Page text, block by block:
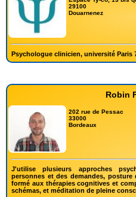
29100
Douarnenez
Psychologue clinicien, université Paris
Robin
202 rue de Pessac
33000
Bordeaux
J'utilise plusieurs approches
personnes et des demandes,
formé aux thérapies cognitives et
schémas, et méditation de pleine